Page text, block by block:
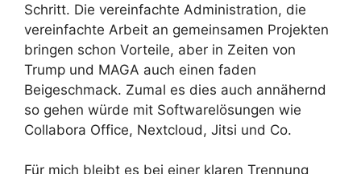
Schritt. Die vereinfachte Administration, die
vereinfachte Arbeit an gemeinsamen Projekten
bringen schon Vorteile, aber in Zeiten von
Trump und MAGA auch einen faden
Beigeschmack. Zumal es dies auch annähernd
so gehen würde mit Softwarelösungen wie
Collabora Office, Nextcloud, Jitsi und Co.
Für mich bleibt es bei einer klaren Trennung